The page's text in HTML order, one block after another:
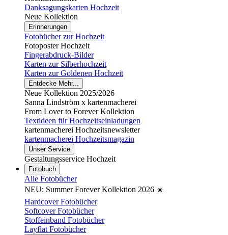
Danksagungskarten Hochzeit
Neue Kollektion
Erinnerungen
Fotobücher zur Hochzeit
Fotoposter Hochzeit
Fingerabdruck-Bilder
Karten zur Silberhochzeit
Karten zur Goldenen Hochzeit
Entdecke Mehr...
Neue Kollektion 2025/2026
Sanna Lindström x kartenmacherei
From Lover to Forever Kollektion
Textideen für Hochzeitseinladungen
kartenmacherei Hochzeitsnewsletter
kartenmacherei Hochzeitsmagazin
Unser Service
Gestaltungsservice Hochzeit
Fotobuch
Alle Fotobücher
NEU: Summer Forever Kollektion 2026 ☀️
Hardcover Fotobücher
Softcover Fotobücher
Stoffeinband Fotobücher
Layflat Fotobücher